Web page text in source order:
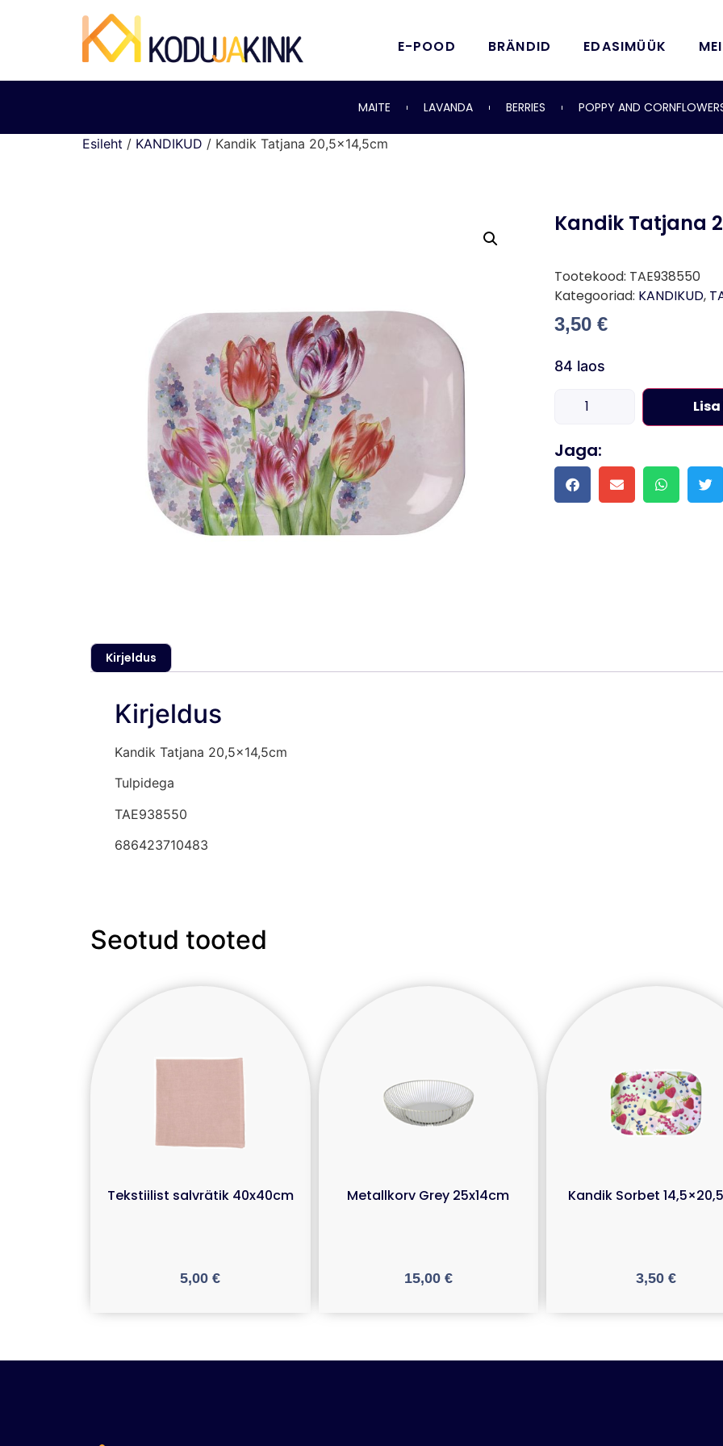
E-POOD BRÄNDID EDASIMÜÜK
MAITE LAVANDA BERRIES POPPY AND
Esileht / KANDIKUD / Kandik Tatjana 20,5×14,5cm
Kandik Tatjana
Tootekood: TAE938550
Kategooriad: KANDIKUD,
3,50 €
84 laos
Jaga:
Kirjeldus
Kirjeldus
Kandik Tatjana 20,5×14,5cm
Tulpidega
TAE938550
686423710483
Seotud tooted
Tekstiilist salvrätik 40x40cm
5,00€
Metallkorv Grey 25x14cm
15,00 €
Kandik Sorbet
3,50€